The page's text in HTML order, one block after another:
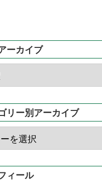
ーカイブ
リー別アーカイブ
ィール